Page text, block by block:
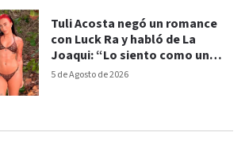
5 de Agosto de 2026
Tuli Acosta negó un romance
con Luck Ra y habló de La
Joaqui: “Lo siento como un
hermano”